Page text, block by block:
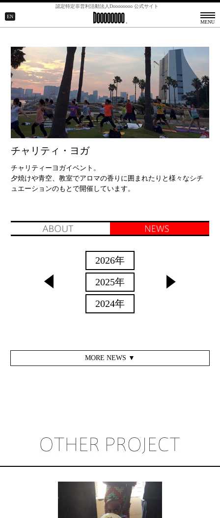
認定特定非営利活動法人Doooooooo 公式サイト
MENU
EN CLOSE ▲
チャリティ・ヨガ
チャリティーヨガイベント。
夕焼けや青空、教室でアロマの香りに囲まれたりと様々なシチ
ュエーションのもとで開催しています。
2012年
2010年
2026年
2025年
2024年
2021年
2015年
MORE NEWS ▼